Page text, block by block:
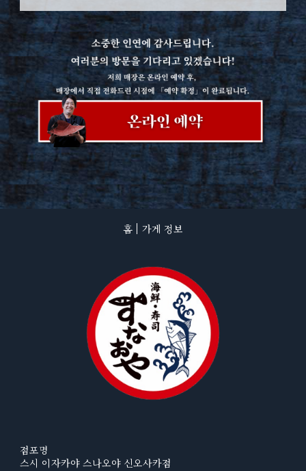
홈 가게 정보
점포명
스시 이자카야 스나오야 신오사카점